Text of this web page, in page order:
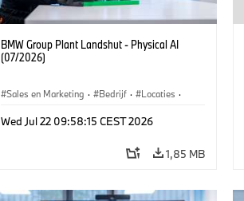
BMW Group Plant Landshut - Physical AI
(07/2026)
Sales en Marketing · Bedrijf · Locaties ·
Wed Jul 22 09:58:15 CEST 2026
1,85 MB